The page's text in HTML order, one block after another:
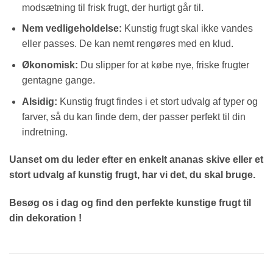
modsætning til frisk frugt, der hurtigt går til.
Nem vedligeholdelse: Kunstig frugt skal ikke vandes
eller passes. De kan nemt rengøres med en klud.
Økonomisk: Du slipper for at købe nye, friske frugter
gentagne gange.
Alsidig: Kunstig frugt findes i et stort udvalg af typer og
farver, så du kan finde dem, der passer perfekt til din
indretning.
Uanset om du leder efter en enkelt ananas skive eller et
stort udvalg af kunstig frugt, har vi det, du skal bruge.
Besøg os i dag og find den perfekte kunstige frugt til
din dekoration !